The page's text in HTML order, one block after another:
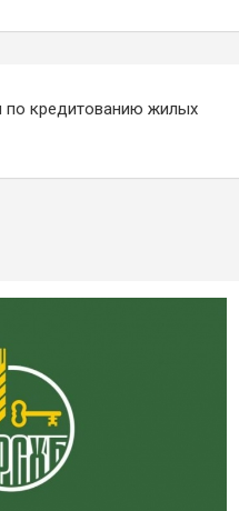
по кредитованию жилых